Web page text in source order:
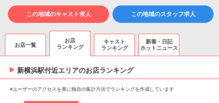
この地域のキャスト求人 この地域のスタッフ求人
お店一覧
お店
ランキング
キャスト
ランキング
新着・日記
ホットニュース
新横浜駅付近エリアのお店ランキング
※ユーザーのアクセスを基に独自の集計方法でランキングを作成しています